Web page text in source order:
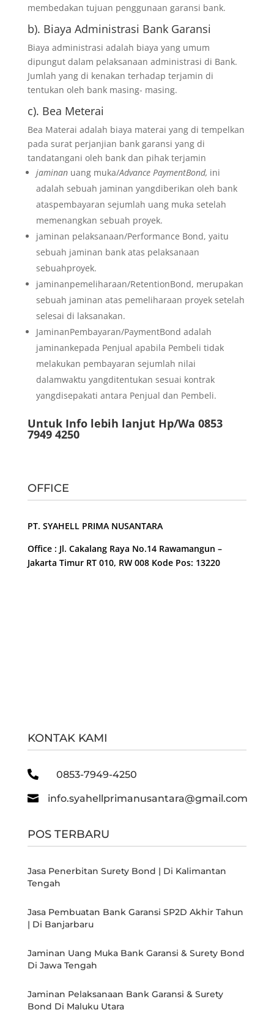
membedakan tujuan penggunaan garansi bank.
b). Biaya Administrasi Bank Garansi
Biaya administrasi adalah biaya yang umum
dipungut dalam pelaksanaan administrasi di Bank.
Jumlah yang di kenakan terhadap terjamin di
tentukan oleh bank masing- masing.
c). Bea Meterai
Bea Materai adalah biaya materai yang di tempelkan
pada surat perjanjian bank garansi yang di
tandatangani oleh bank dan pihak terjamin
jaminan uang muka/Advance PaymentBond, ini
adalah sebuah jaminan yangdiberikan oleh bank
ataspembayaran sejumlah uang muka setelah
memenangkan sebuah proyek.
jaminan pelaksanaan/Performance Bond, yaitu
sebuah jaminan bank atas pelaksanaan
sebuahproyek.
jaminanpemeliharaan/RetentionBond, merupakan
sebuah jaminan atas pemeliharaan proyek setelah
selesai di laksanakan.
JaminanPembayaran/PaymentBond adalah
jaminankepada Penjual apabila Pembeli tidak
melakukan pembayaran sejumlah nilai
dalamwaktu yangditentukan sesuai kontrak
yangdisepakati antara Penjual dan Pembeli.
Untuk Info lebih lanjut Hp/Wa 0853
7949 4250
OFFICE
PT. SYAHELL PRIMA NUSANTARA
Office : Jl. Cakalang Raya No.14 Rawamangun –
Jakarta Timur RT 010, RW 008 Kode Pos: 13220
KONTAK KAMI
 0853-7949-4250
 info.syahellprimanusantara@gmail.com
POS TERBARU
Jasa Penerbitan Surety Bond | Di Kalimantan
Tengah
Jasa Pembuatan Bank Garansi SP2D Akhir Tahun
| Di Banjarbaru
Jaminan Uang Muka Bank Garansi & Surety Bond
Di Jawa Tengah
Jaminan Pelaksanaan Bank Garansi & Surety
Bond Di Maluku Utara